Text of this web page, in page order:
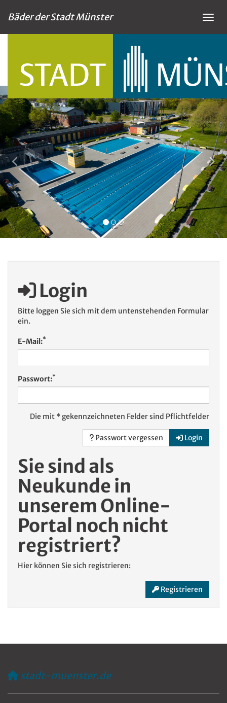
Bäder der Stadt Münster
Login
Bitte loggen Sie sich mit dem untenstehenden Formular
ein.
E-Mail:*
Passwort:*
Die mit * gekennzeichneten Felder sind Pflichtfelder
Passwort vergessen Login
Sie sind als
Neukunde in
unserem Online-
Portal noch nicht
registriert?
Hier können Sie sich registrieren:
Registrieren
stadt-muenster.de